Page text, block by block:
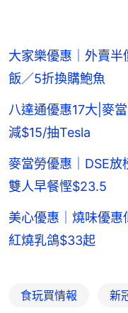
大家樂優惠｜外賣
飯／5折換購鮑魚
八達通優惠17大|麥
減$15/抽Tesla
麥當勞優惠｜DSE
雙人早餐慳$23.5
美心優惠｜燒味優
紅燒乳鴿$33起
食玩買情報 新